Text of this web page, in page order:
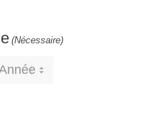
(Nécessaire)